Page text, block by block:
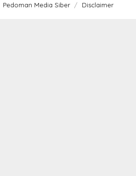
Pedoman Media Siber Disclaimer